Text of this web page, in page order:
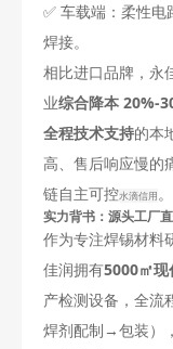
✅ 车载端：柔性电
焊接。
相比进口品牌，永
业综合降本 20%-
全程技术支持的本
高、售后响应慢的
链自主可控水滴信用。
实力背书：源头工厂
作为专注焊锡材料
佳润拥有5000㎡现
产检测设备，全
焊剂配制→包装）